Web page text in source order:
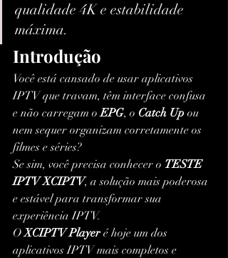
qualidade 4K e estabilidade
máxima.
Introdução
Você está cansado de usar aplicativos
IPTV que travam, têm interface confusa
e não carregam o EPG, o Catch Up ou
nem sequer organizam corretamente os
filmes e séries?
Se sim, você precisa conhecer o TESTE
IPTV XCIPTV, a solução mais poderosa
e estável para transformar sua
experiência IPTV.
O XCIPTV Player é hoje um dos
aplicativos IPTV mais completos e